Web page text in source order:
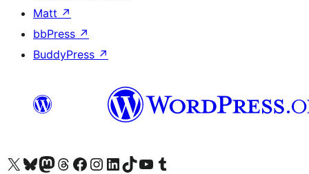
Matt ↗
bbPress ↗
BuddyPress ↗
Visit our X (formerly Twitter) account
Visit our Bluesky account
Завітайте до нашої стрічки в Mastodon
Visit our Threads account
Завітайте на нашу сторінку в Facebook
Visit our Instagram account
Visit our LinkedIn account
Visit our TikTok account
Visit our YouTube channel
Visit our Tumblr account